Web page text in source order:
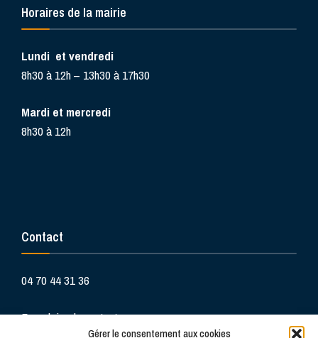
Gérer le consentement aux cookies
Horaires de la mairie
Lundi et vendredi
8h30 à 12h – 13h30 à 17h30
Mardi et mercredi
8h30 à 12h
Contact
04 70 44 31 36
Formulaire de contact